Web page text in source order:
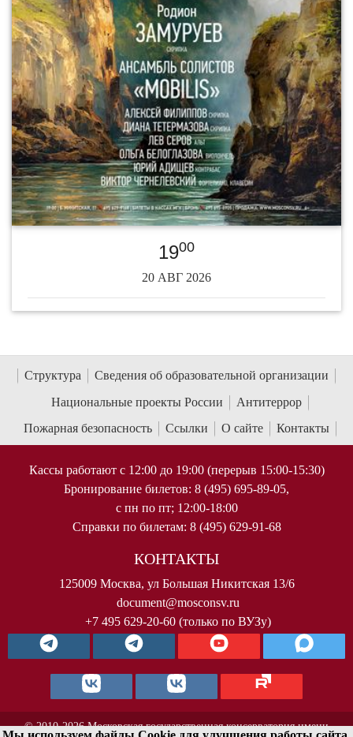
1900
20 АВГ 2026
Структура
Сведения об образовательной организации
Национальные проекты России
Антитеррор
Пожарная безопасность
Ссылки О сайте Контакты
Кассы работают с 12:00 до 19:00 (перерыв 15:00-15:30)
Бронирование билетов: 8 (495) 695-89-05,
с пн по пт; 12:00-18:00
Справки по билетам: 8 (495) 629-91-68
КОНТАКТЫ
125009 Москва, ул Большая Никитская 13/6
document@mosconsv.ru
+7 495 629-20-60 (только по ВУЗу)
© 2010-2026 Московская государственная консерватория имени